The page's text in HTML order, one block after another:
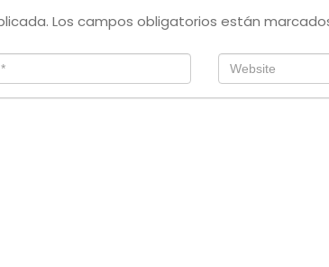
Los campos obligatorios están